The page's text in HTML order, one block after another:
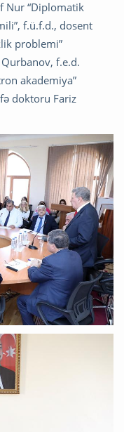
Nur “Diplomatik
f.ü.f.d., dosent
problemi”
f.e.d.
akademiya”
doktoru Fariz